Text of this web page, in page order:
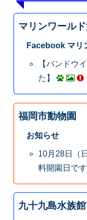
マリンワール
Facebook マリ
【バンドウ
た】
福岡市動物園
お知らせ
10月28日（
料開園日です
九十九島水族